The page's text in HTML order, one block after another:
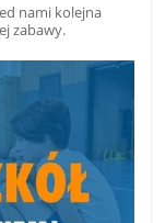
nami kolejna
zabawy.